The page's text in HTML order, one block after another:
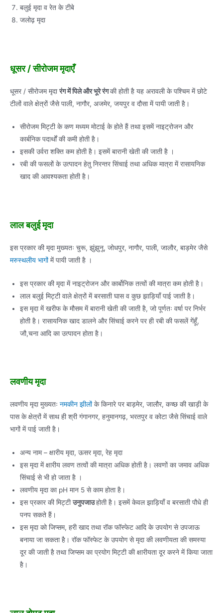
बलुई मृदा व रेत के टीबे
जलोढ़ मृदा
धूसर / सीरोजम मृदाएँ
धूसर / सीरोजम मृदारंग में पिले और भूरे रंगकी होती है यह अरावली के पश्चिम में छोटे
टीलों वाले क्षेत्रों जैसे पाली, नागौर, अजमेर, जयपुर व दौसा में पायी जाती है।
सीरोजम मिट्टी के कण मध्यम मोटाई के होते हैं तथा इसमें नाइट्रोजन और
कार्बनिक पदार्थों की कमी होती है।
इसकी उर्वरा शक्ति कम होती है। इसमें बारानी खेती की जाती है ।
रबी की फसलों के उत्पादन हेतु निरन्तर सिंचाई तथा अधिक मात्रा में रासायनिक
खाद की आवश्यकता होती है।
लाल बलुई मृदा
इस प्रकार की मृदा मुख्यतः चुरू, झुंझुनू, जोधपुर, नागौर, पाली, जालौर, बाड़मेर जैसे
मरुस्थलीय भागोंमें पायी जाती है ।
इस प्रकार की मृदा में नाइट्रोजन और कार्बोनिक तत्वों की मात्रा कम होती है।
लाल बलुई मिट्टी वाले क्षेत्रों में बरसाती घास व कुछ झाड़ियाँ पाई जाती है।
इस मृदा में खरीफ के मौसम में बारानी खेती की जाती है, जो पूर्णतः वर्षा पर निर्भर
होती है। रासायनिक खाद डालने और सिंचाई करने पर ही रबी की फसलें गेंहूँ,
जौ,चना आदि का उत्पादन होता है।
लवणीय मृदा
लवणीय मृदा मुख्यतः नमकीन झीलोंके किनारे पर बाड़मेर, जालौर, कच्छ की खाड़ी के
पास के क्षेत्रों में साथ ही श्री गंगानगर, हनुमानगढ़, भरतपुर व कोटा जैसे सिंचाई वाले
भागों में पाई जाती है।
अन्य नाम – क्षारीय मृदा, ऊसर मृदा, रेह मृदा
इस मृदा में क्षारीय लवण तत्वों की मात्रा अधिक होती है। लवणों का जमाव अधिक
सिंचाई से भी हो जाता है ।
लवणीय मृदा का pH मान 5 से काम होता है।
इस प्रकार की मिट्टीउनुपजाउहोती है। इसमें केवल झाड़ियाँ व बरसाती पौधे ही
पनप सकते हैं।
इस मृदा को जिप्सम, हरी खाद तथा रॉक फॉस्फेट आदि के उपयोग से उपजाऊ
बनाया जा सकता है। रॉक फॉस्फेट के उपयोग से मृदा की लवणीयता की समस्या
दूर की जाती है तथा जिप्सम का प्रयोग मिट्टी की क्षारीयता दूर करने में किया जाता
है।